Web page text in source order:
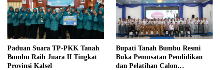
Paduan Suara TP-PKK Tanah
Bumbu Raih Juara II Tingkat
Provinsi Kalsel
Bupati Tanah Bumbu Resmi
Buka Pemusatan Pendidikan
dan Pelatihan Calon